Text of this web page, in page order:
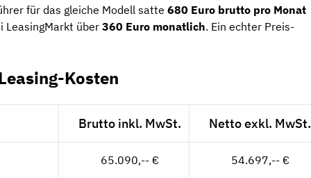
für das gleiche Modell satte 680 Euro brutto pro Monat
LeasingMarkt über 360 Euro monatlich. Ein echter Preis-
Kosten
Brutto inkl. MwSt. Netto exkl. MwSt.
65.090,-- € 54.697,-- €